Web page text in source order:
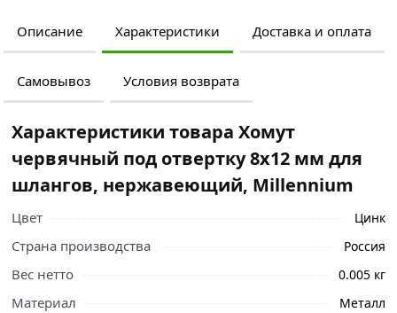
Описание Характеристики Доставка и оплата
Самовывоз Условия возврата
Характеристики товара Хомут
червячный под отвертку 8х12 мм для
шлангов, нержавеющий, Millennium
Цвет Цинк
Страна производства Россия
Вес нетто 0.005 кг
Материал Металл